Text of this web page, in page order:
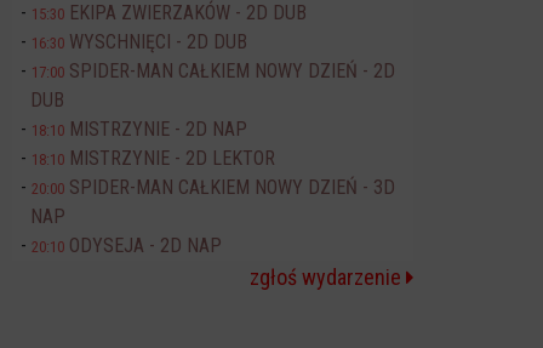
15:30 EKIPA ZWIERZAKÓW - 2D DUB
16:30 WYSCHNIĘCI - 2D DUB
17:00 SPIDER-MAN CAŁKIEM NOWY DZIEŃ - 2D
DUB
18:10 MISTRZYNIE - 2D NAP
18:10 MISTRZYNIE - 2D LEKTOR
20:00 SPIDER-MAN CAŁKIEM NOWY DZIEŃ - 3D
NAP
20:10 ODYSEJA - 2D NAP
zgłoś wydarzenie